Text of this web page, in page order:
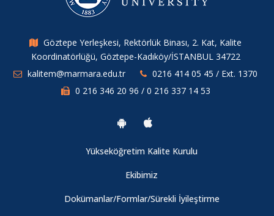
Göztepe Yerleşkesi, Rektörlük Binası, 2. Kat, Kalite
Koordinatörlüğü, Göztepe-Kadıköy/İSTANBUL 34722
kalitem@marmara.edu.tr
0216 414 05 45 / Ext. 1370
0 216 346 20 96 / 0 216 337 14 53
Yükseköğretim Kalite Kurulu
Ekibimiz
Dokümanlar/Formlar/Sürekli İyileştirme